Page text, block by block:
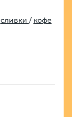
сливки / кофе